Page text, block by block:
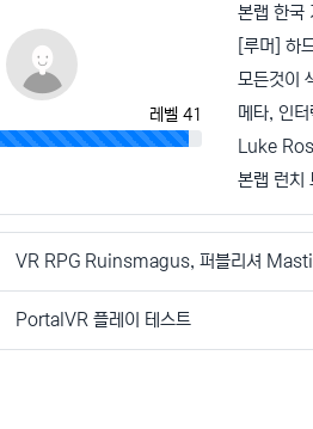
레벨 41
본랩 한국
모든것이
메타, 인
Luke
본랩 런치
VR RPG Ruinsmagus, 퍼블리셔
PortalVR 플레이 테스트